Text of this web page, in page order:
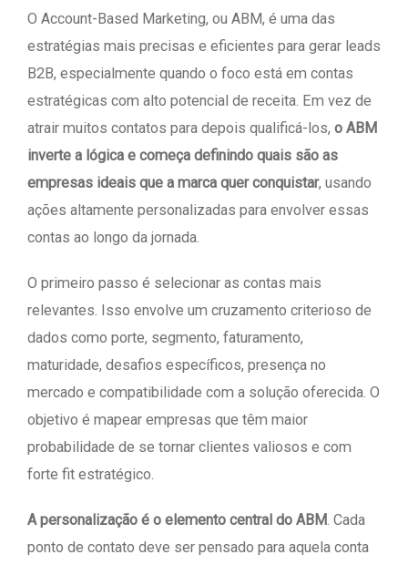
O Account-Based Marketing, ou ABM, é uma das
estratégias mais precisas e eficientes para gerar leads
B2B, especialmente quando o foco está em contas
estratégicas com alto potencial de receita. Em vez de
atrair muitos contatos para depois qualificá-los, o ABM
inverte a lógica e começa definindo quais são as
empresas ideais que a marca quer conquistar, usando
ações altamente personalizadas para envolver essas
contas ao longo da jornada.
O primeiro passo é selecionar as contas mais
relevantes. Isso envolve um cruzamento criterioso de
dados como porte, segmento, faturamento,
maturidade, desafios específicos, presença no
mercado e compatibilidade com a solução oferecida. O
objetivo é mapear empresas que têm maior
probabilidade de se tornar clientes valiosos e com
forte fit estratégico.
A personalização é o elemento central do ABM. Cada
ponto de contato deve ser pensado para aquela conta